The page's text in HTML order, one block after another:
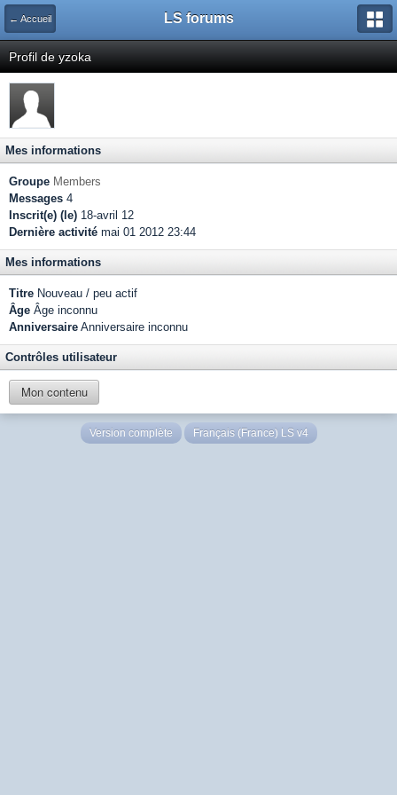
← Accueil LS forums
Profil de yzoka
Mes informations
Groupe Members
Messages 4
Inscrit(e) (le) 18-avril 12
Dernière activité mai 01 2012 23:44
Mes informations
Titre Nouveau / peu actif
Âge Âge inconnu
Anniversaire Anniversaire inconnu
Contrôles utilisateur
Mon contenu
Version complète Français (France) LS v4